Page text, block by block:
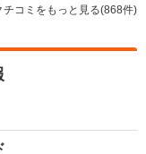
チコミをもっと見る(868件)